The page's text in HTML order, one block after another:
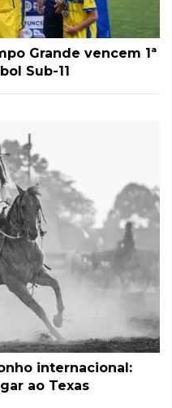
Grande vencem 1ª
Sub-11
internacional:
ao Texas